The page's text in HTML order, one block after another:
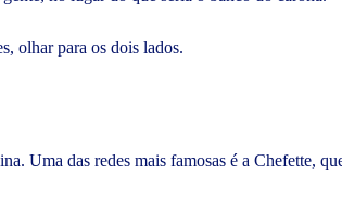
olhar para os dois lados.
Uma das redes mais famosas é a Chefette,